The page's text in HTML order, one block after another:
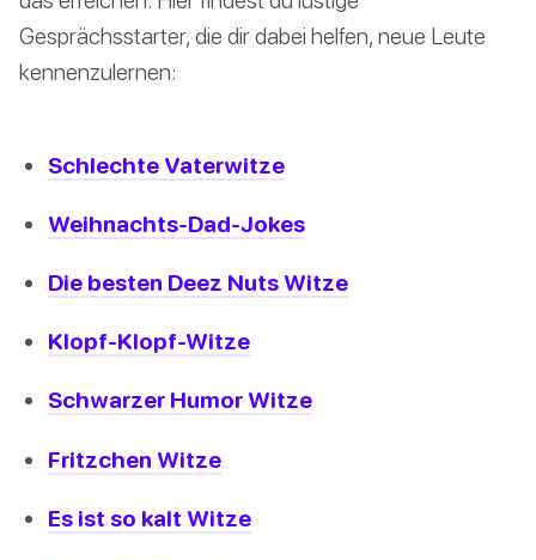
Gesprächsstarter, die dir dabei helfen, neue Leute
kennenzulernen:
Schlechte Vaterwitze
Weihnachts-Dad-Jokes
Die besten Deez Nuts Witze
Klopf-Klopf-Witze
Schwarzer Humor Witze
Fritzchen Witze
Es ist so kalt Witze